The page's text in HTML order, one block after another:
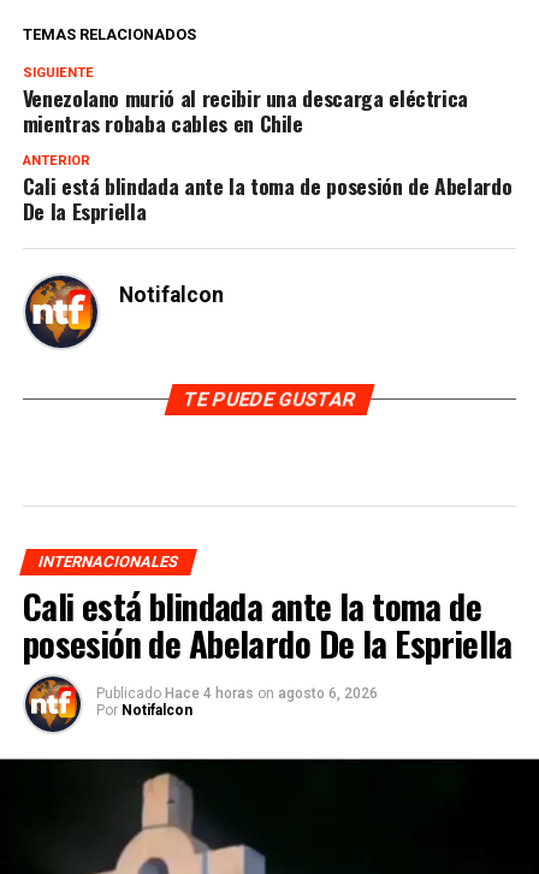
TEMAS RELACIONADOS
SIGUIENTE
Venezolano murió al recibir una descarga eléctrica
mientras robaba cables en Chile
ANTERIOR
Cali está blindada ante la toma de posesión de Abelardo
De la Espriella
Notifalcon
TE PUEDE GUSTAR
INTERNACIONALES
Cali está blindada ante la toma de
posesión de Abelardo De la Espriella
Publicado Hace 4 horas on agosto 6, 2026
Por Notifalcon